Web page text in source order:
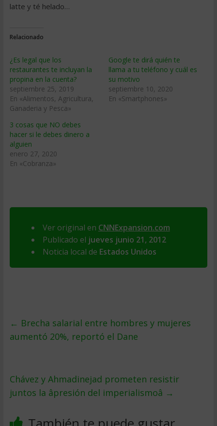
latte y té helado…
Relacionado
¿Es legal que los
restaurantes te incluyan la
propina en la cuenta?
septiembre 25, 2019
En «Alimentos, Agricultura,
Ganaderia y Pesca»
Google te dirá quién te
llama a tu teléfono y cuál es
su motivo
septiembre 10, 2020
En «Smartphones»
3 cosas que NO debes
hacer si le debes dinero a
alguien
enero 27, 2020
En «Cobranza»
Ver original en CNNExpansion.com
Publicado el jueves junio 21, 2012
Noticia local de Estados Unidos
← Brecha salarial entre hombres y mujeres
aumentó 20%, reportó el Dane
Chávez y Ahmadinejad prometen resistir
juntos la âpresión del imperialismoâ →